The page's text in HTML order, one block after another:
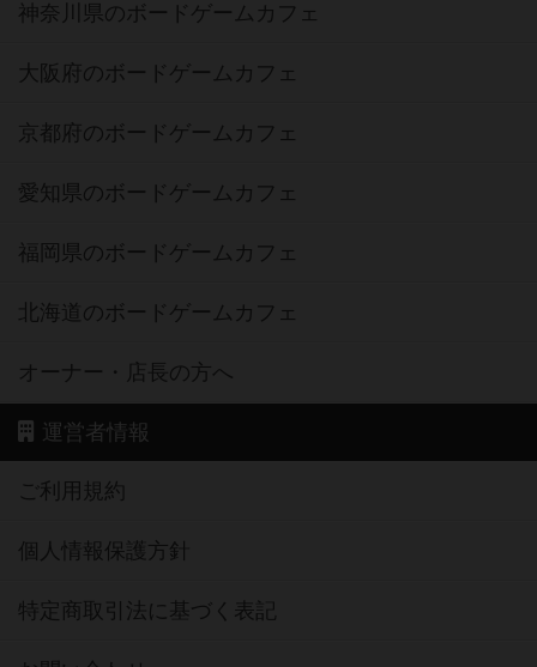
神奈川県のボードゲームカフェ
大阪府のボードゲームカフェ
京都府のボードゲームカフェ
愛知県のボードゲームカフェ
福岡県のボードゲームカフェ
北海道のボードゲームカフェ
オーナー・店長の方へ
運営者情報
ご利用規約
個人情報保護方針
特定商取引法に基づく表記